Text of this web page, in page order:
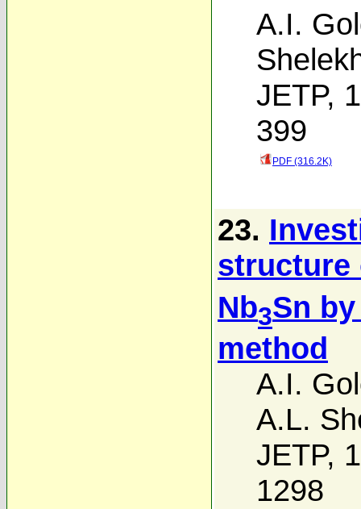
A.I.
JETP,
399
PDF (316.2K)
23.
structure
Nb3Sn
method
A.I.
A.L.
JETP,
1298